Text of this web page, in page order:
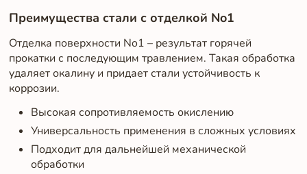
Преимущества стали с отделкой No1
Отделка поверхности No1 – результат горячей
прокатки с последующим травлением. Такая обработка
удаляет окалину и придает стали устойчивость к
коррозии.
Высокая сопротивляемость окислению
Универсальность применения в сложных условиях
Подходит для дальнейшей механической
обработки